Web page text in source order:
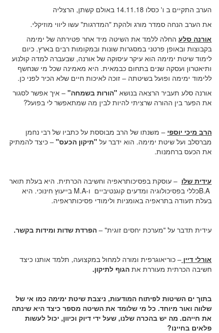
הערב התקיים ב ו' כסלו 14.11.18 באולם קשתן, הרצליה
את הערב הנחה סמדר מורג ולהקת "המדרגות" עשו ליווי מוזיקלי.
אורנה סלע החלה ללמד את השיטה מיד אחר פטירתה של ימימה
בקבוצות ובאופן פרטני במסגרות שונות ובמקומות רבים בארץ. כיום
לימוד שיטת ימימה הוא עיקר עיסוקה של אורנה, שבעברה למדה קולנוע
ותיאטרון ועסקה שנים בתחום כבמאית. היא מאמינה שכל מי שנחשף
ללימוד ימימה ופועל בשיטתה – זוכה לאיכות חיים שלא הכיר לפני כן.
אורנה סלע תעביר הרצאה בנושא "הורות בשמחה" – איך אפשר לסגור
את הפער בין ההורה שרציתי להיות לבין מה שמתאפשר לי בפועל?
הרב מיכי יוספי – משנתו של הרב מבוססת על כתביו של רבי נחמן
מברסלב ועל שיטת ימימה. הוא ידבר על "תיקון הכעס" – כיצד להמתיק
את הכעס ברחמנות.
עידית שלו – עוסקת בפסיכותראפיה וחשיבה הכרתית. היא בעלת תואר
B.Aכללי בפסיכולוגיה ומדעים קוגנטיביים ו-M.A בייעוץ חינוכי. היא
בעלת תעודה בתראפיה באומניות ולימודי פסיכותראפיה.
עידית תדבר על "מערכת יחסים זוגית" – הפרדת שדות ומידות בקשר.
אורלי דיין – כוריאוגרפית ומורה למחול במקצועה, תלמד אותנו כיצד
חשיבה הכרתית מעוררת את הגוף לתיקון.
בתוך ים השיטות לפיתוח המודעות, ניצבת שיטת ימימה כמו אי של
שלווה ואור מיוחד. כל מי שלומד את השיטה מספר כיצד היא שינתה
את חייהם. מה יש בהכרה שלנו, שעל ידי דיוק וכיוון, יכול לעשות
פלאים בחיינו?